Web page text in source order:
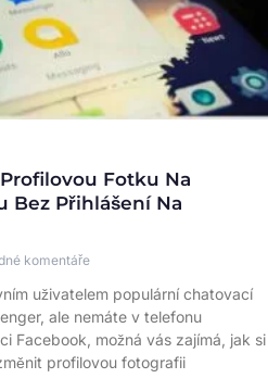
Fotku Na
Bez Přihlášení Na
komentáře
uživatelem populární chatovací
ale nemáte v telefonu
Facebook, možná vás zajímá, jak si
profilovou fotografii